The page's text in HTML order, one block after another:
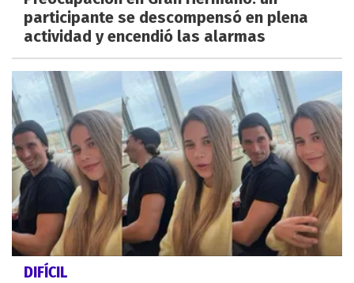
participante se descompensó en plena
actividad y encendió las alarmas
DIFÍCIL